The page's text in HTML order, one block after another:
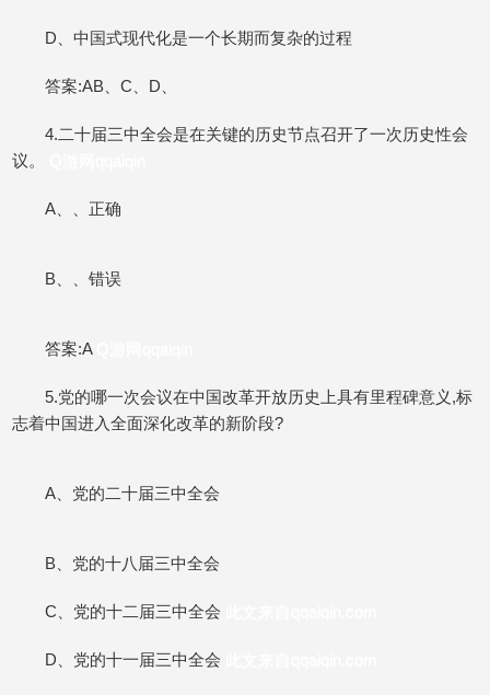
D、中国式现代化是一个长期而复杂的过程
答案:AB、C、D、
4.二十届三中全会是在关键的历史节点召开了一次历史性会
议。
A、、正确
B、、错误
答案:A
5.党的哪一次会议在中国改革开放历史上具有里程碑意义,标
志着中国进入全面深化改革的新阶段?
A、党的二十届三中全会
B、党的十八届三中全会
C、党的十二届三中全会
D、党的十一届三中全会